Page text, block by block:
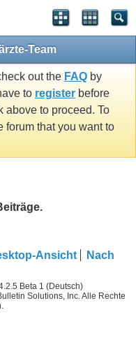
Team
out the FAQ by
to register before
above to proceed. To
forum that you want to
Ansicht
Nach
Beta 1 (Deutsch)
Solutions, Inc. Alle Rechte